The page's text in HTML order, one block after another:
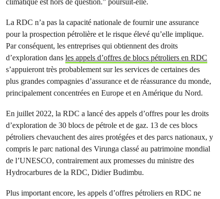
La RDC n’a pas la capacité nationale de fournir une assurance
pour la prospection pétrolière et le risque élevé qu’elle implique.
Par conséquent, les entreprises qui obtiennent des droits
d’exploration dans les appels d’offres de blocs pétroliers en RDC
s’appuieront très probablement sur les services de certaines des
plus grandes compagnies d’assurance et de réassurance du monde,
principalement concentrées en Europe et en Amérique du Nord.
En juillet 2022, la RDC a lancé des appels d’offres pour les droits
d’exploration de 30 blocs de pétrole et de gaz. 13 de ces blocs
pétroliers chevauchent des aires protégées et des parcs nationaux, y
compris le parc national des Virunga classé au patrimoine mondial
de l’UNESCO, contrairement aux promesses du ministre des
Hydrocarbures de la RDC, Didier Budimbu.
Plus important encore, les appels d’offres pétroliers en RDC ne